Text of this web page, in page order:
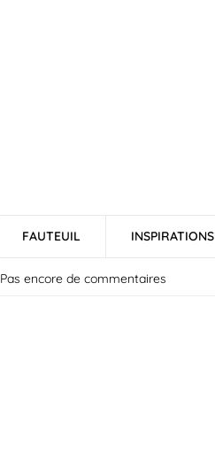
FAUTEUIL INSPIRATIONS
Pas encore de commentaires